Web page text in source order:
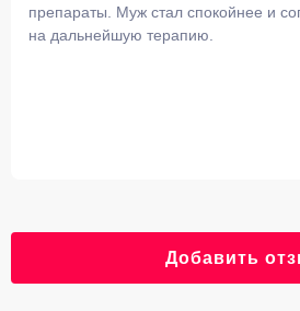
препараты. Муж стал спокойнее и
на дальнейшую терапию.
Добавить